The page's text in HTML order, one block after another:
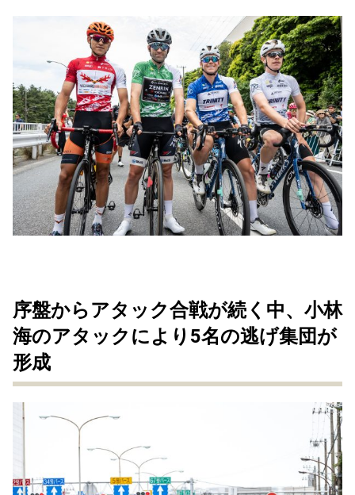
序盤からアタック合戦が続く中、小林
海のアタックにより5名の逃げ集団が
形成